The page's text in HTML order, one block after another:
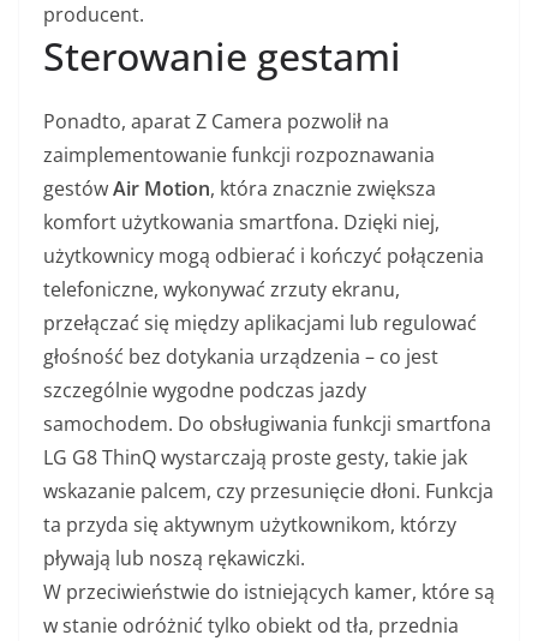
producent.
Sterowanie gestami
Ponadto, aparat Z Camera pozwolił na
zaimplementowanie funkcji rozpoznawania
gestówAir Motion, która znacznie zwiększa
komfort użytkowania smartfona. Dzięki niej,
użytkownicy mogą odbierać i kończyć połączenia
telefoniczne, wykonywać zrzuty ekranu,
przełączać się między aplikacjami lub regulować
głośność bez dotykania urządzenia – co jest
szczególnie wygodne podczas jazdy
samochodem. Do obsługiwania funkcji smartfona
LG G8 ThinQ wystarczają proste gesty, takie jak
wskazanie palcem, czy przesunięcie dłoni. Funkcja
ta przyda się aktywnym użytkownikom, którzy
pływają lub noszą rękawiczki.
W przeciwieństwie do istniejących kamer, które są
w stanie odróżnić tylko obiekt od tła, przednia